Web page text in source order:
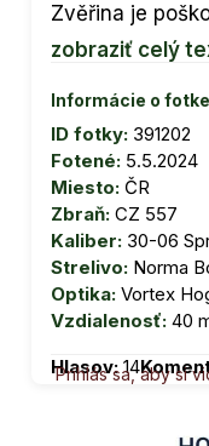
Zvěřina je
zobraziť celý
Informácie o fotke
ID fotky: 391202
Fotené: 5.5.2024
Miesto: ČR
Zbraň: CZ 557
Kaliber: 30-06
Strelivo: Norma
Optika: Vortex
Vzdialenosť: 40
Hlasov:14
Prihlás sa, aby si